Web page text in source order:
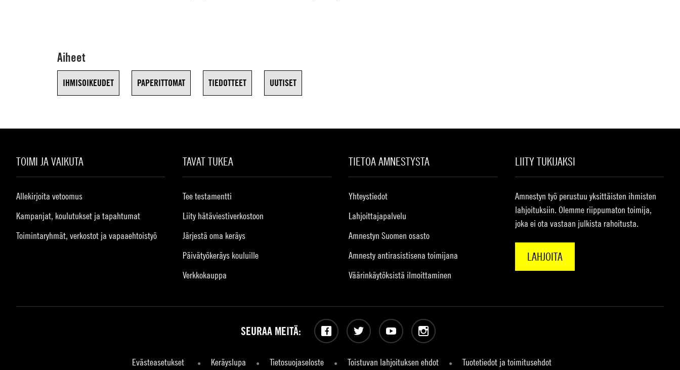
Aiheet
IHMISOIKEUDET PAPERITTOMAT TIEDOTTEET UUTISET
TOIMI JA VAIKUTA
Allekirjoita vetoomus
Kampanjat, koulutukset ja tapahtumat
Toimintaryhmät, verkostot ja vapaaehtoistyö
TAVAT TUKEA
Tee testamentti
Liity hätäviestiverkostoon
Järjestä oma keräys
Päivätyökeräys kouluille
Verkkokauppa
TIETOA AMNESTYSTA
Yhteystiedot
Lahjoittajapalvelu
Amnestyn Suomen osasto
Amnesty antirasistisena toimijana
Väärinkäytöksistä ilmoittaminen
LIITY TUKIJAKSI
Amnestyn työ perustuu yksittäisten ihmisten
lahjoituksiin. Olemme riippumaton toimija,
joka ei ota vastaan julkista rahoitusta.
LAHJOITA
Evästeasetukset Keräyslupa Tietosuojaseloste Toistuvan lahjoituksen ehdot Tuotetiedot ja toimitusehdot
SEURAA MEITÄ: Facebook Twitter YouTubeInstagram